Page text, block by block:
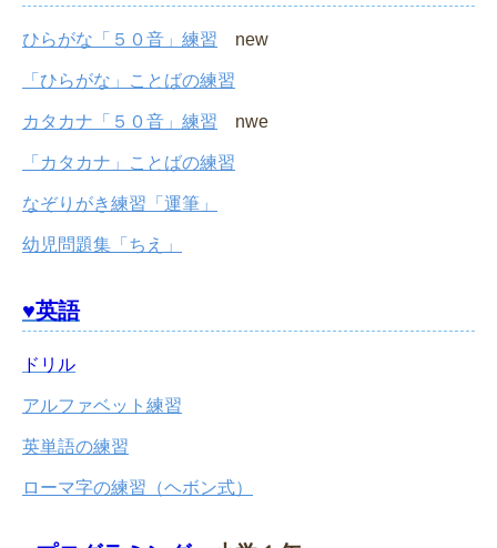
ひらがな「５０音」練習 new
「ひらがな」ことばの練習
カタカナ「５０音」練習 nwe
「カタカナ」ことばの練習
なぞりがき練習「運筆」
幼児問題集「ちえ」
♥英語
ドリル
アルファベット練習
英単語の練習
ローマ字の練習（ヘボン式）